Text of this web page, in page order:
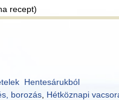
recept)
Hentesárukból
borozás Hétköznapi